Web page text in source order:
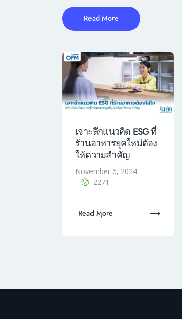
Read More
เจาะลึกแนวคิด ESG ที่
ร้านอาหารยุคใหม่ต้อง
ให้ความสำคัญ
November 6, 2024
2271
Read More